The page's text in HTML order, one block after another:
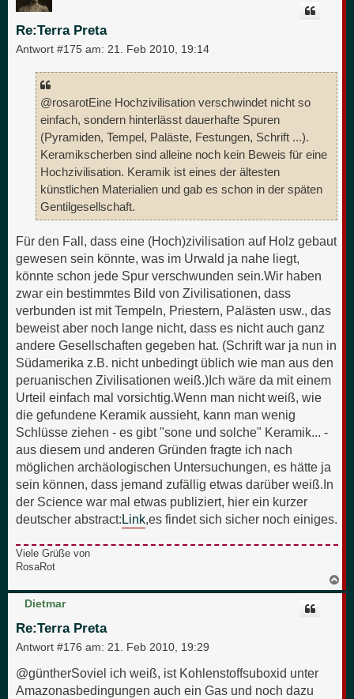
Re:Terra Preta
Antwort #175 am: 21. Feb 2010, 19:14
@rosarotEine Hochzivilisation verschwindet nicht so
einfach, sondern hinterlässt dauerhafte Spuren
(Pyramiden, Tempel, Paläste, Festungen, Schrift ...).
Keramikscherben sind alleine noch kein Beweis für eine
Hochzivilisation. Keramik ist eines der ältesten
künstlichen Materialien und gab es schon in der späten
Gentilgesellschaft.
Für den Fall, dass eine (Hoch)zivilisation auf Holz gebaut
gewesen sein könnte, was im Urwald ja nahe liegt,
könnte schon jede Spur verschwunden sein.Wir haben
zwar ein bestimmtes Bild von Zivilisationen, dass
verbunden ist mit Tempeln, Priestern, Palästen usw., das
beweist aber noch lange nicht, dass es nicht auch ganz
andere Gesellschaften gegeben hat. (Schrift war ja nun in
Südamerika z.B. nicht unbedingt üblich wie man aus den
peruanischen Zivilisationen weiß.)Ich wäre da mit einem
Urteil einfach mal vorsichtig.Wenn man nicht weiß, wie
die gefundene Keramik aussieht, kann man wenig
Schlüsse ziehen - es gibt "sone und solche" Keramik... -
aus diesem und anderen Gründen fragte ich nach
möglichen archäologischen Untersuchungen, es hätte ja
sein können, dass jemand zufällig etwas darüber weiß.In
der Science war mal etwas publiziert, hier ein kurzer
deutscher abstract:Link,es findet sich sicher noch einiges.
Viele Grüße von
RosaRot
a
Dietmar
Re:Terra Preta
Antwort #176 am: 21. Feb 2010, 19:29
@güntherSoviel ich weiß, ist Kohlenstoffsuboxid unter
Amazonasbedingungen auch ein Gas und noch dazu